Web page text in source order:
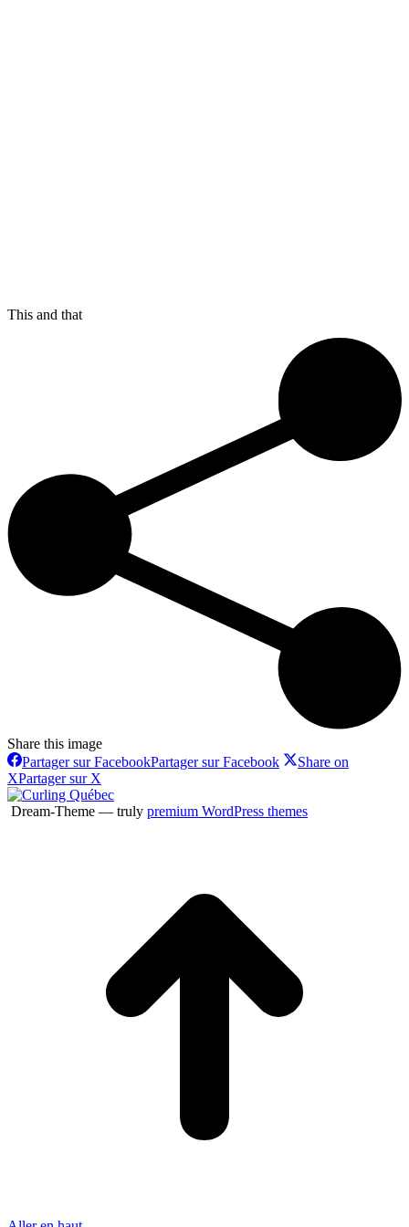
This and that
Share this image
Partager sur FacebookPartager sur Facebook
Share on
XPartager sur X
Dream-Theme — truly premium WordPress themes